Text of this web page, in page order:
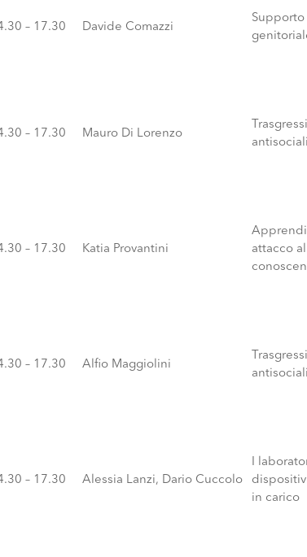
– 17.30 Davide Comazzi
– 17.30 Mauro Di Lorenzo
– 17.30 Katia Provantini
attacco
– 17.30 Alfio Maggiolini
– 17.30 Alessia Lanzi, Dario Cuccolo
I
in carico